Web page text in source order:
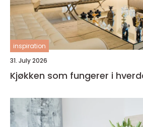
inspiration
31. July 2026
Kjøkken som fungerer i